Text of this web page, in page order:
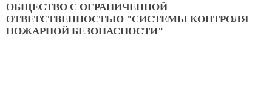
ОБЩЕСТВО С ОГРАНИЧЕННОЙ
ОТВЕТСТВЕННОСТЬЮ "СИСТЕМЫ КОНТРОЛЯ
ПОЖАРНОЙ БЕЗОПАСНОСТИ"